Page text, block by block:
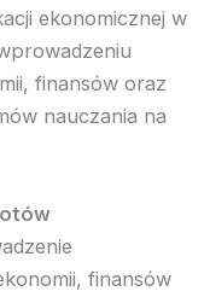
ekonomicznej w
finansów oraz
nauczania na
finansów